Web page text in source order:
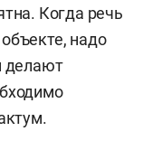
Когда речь
надо
делают